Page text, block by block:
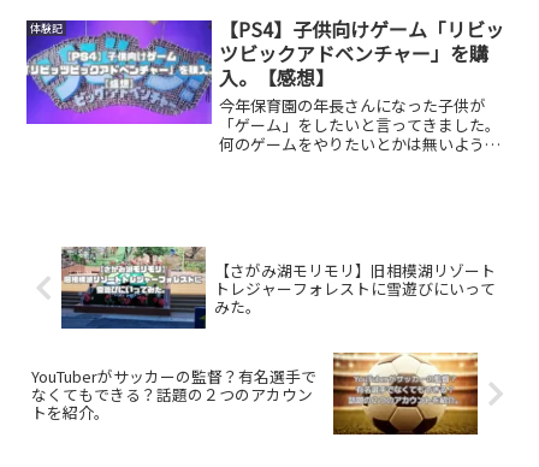
今回のVトレアプローチと他の内転筋トレ
ーニング機器と比べな...
体験記
【PS4】子供向けゲーム「リビッ
ツビックアドベンチャー」を購
入。【感想】
今年保育園の年長さんになった子供が
「ゲーム」をしたいと言ってきました。
何のゲームをやりたいとかは無いよう
【さがみ湖モリモリ】旧相模湖リゾート
トレジャーフォレストに雪遊びにいって
みた。
YouTuberがサッカーの監督？有名選手で
なくてもできる？話題の２つのアカウン
トを紹介。